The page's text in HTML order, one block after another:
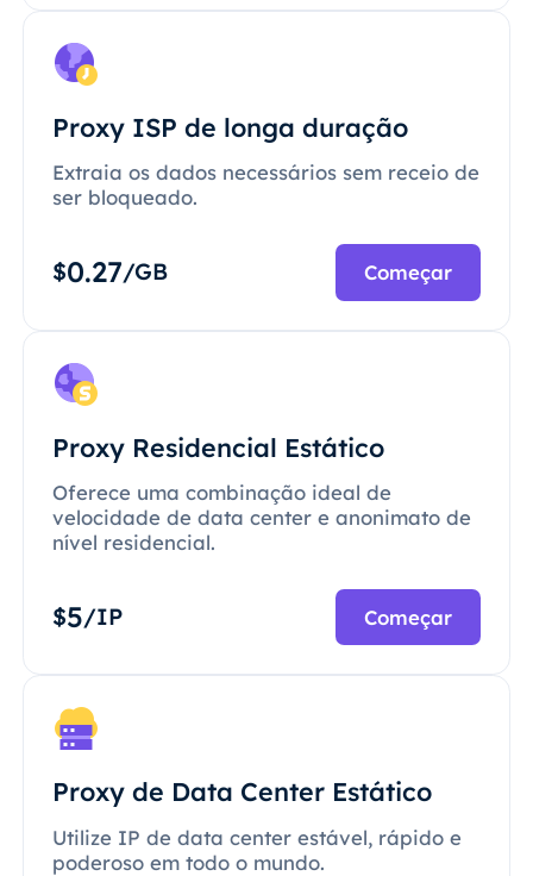
Proxy ISP de longa duração
Extraia os dados necessários sem receio de
ser bloqueado.
$0.27/GB Começar
Proxy Residencial Estático
Oferece uma combinação ideal de
velocidade de data center e anonimato de
nível residencial.
$5/IP Começar
Proxy de Data Center Estático
Utilize IP de data center estável, rápido e
poderoso em todo o mundo.